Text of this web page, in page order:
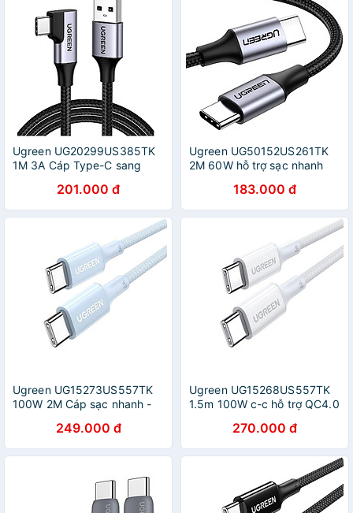
Ugreen UG20299US385TK
1M 3A Cáp Type-C sang
truyền dữ liệu đầu C góc 90
độ - HÀNG CHÍNH HÃNG
201.000 đ
Ugreen UG50152US261TK
2M 60W hỗ trợ sạc nhanh
mạ nickel đầu bọc nhôm
chống nhiễu - HÀNG CHÍNH
HÃNG
183.000 đ
Ugreen UG15273US557TK
100W 2M Cáp sạc nhanh -
hỗ trợ QC4.0 5A dây bọc dù
Màu Xanh - HÀNG CHÍNH
HÃNG
249.000 đ
Ugreen UG15268US557TK
1.5m 100W c-c hỗ trợ QC4.0
dữ liệu 2 đầu USB-C dây
nhựa Màu Trắng - HÀNG
CHÍNH HÃNG
270.000 đ